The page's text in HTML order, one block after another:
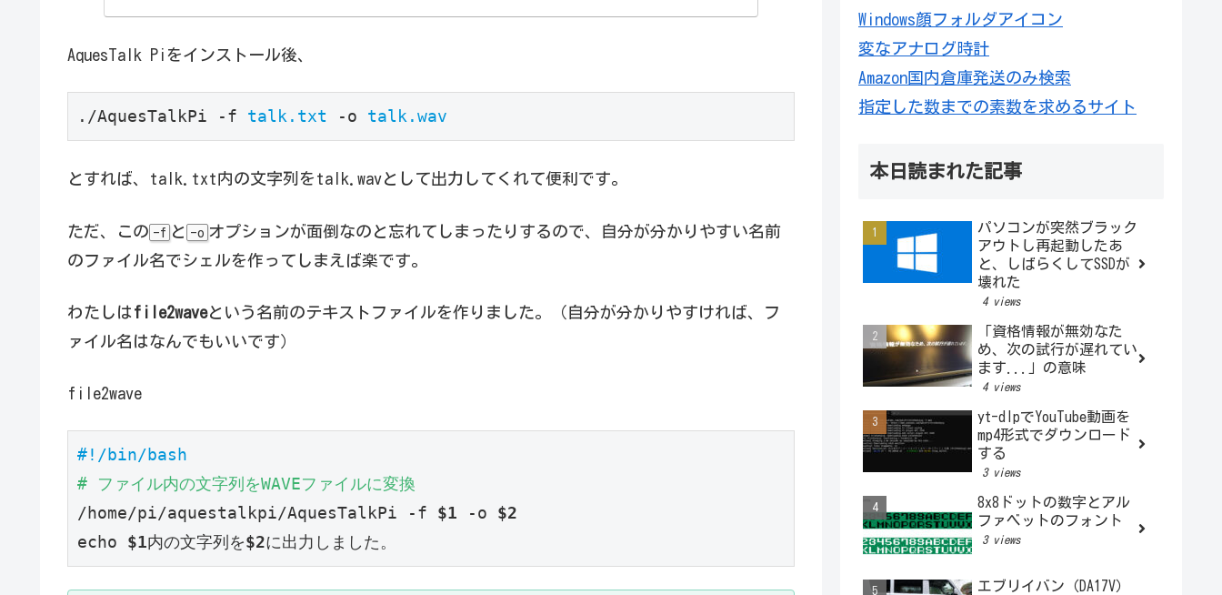
AquesTalk Piをインストール後、
./AquesTalkPi -f talk.txt -o talk.wav
とすれば、talk.txt内の文字列をtalk.wavとして出力してくれて便利です。
ただ、この -f と -o オプションが面倒なのと忘れてしまったりするので、自分が分かりやすい名前
のファイル名でシェルを作ってしまえば楽です。
わたしは file2waveという名前のテキストファイルを作りました。（自分が分かりやすければ、フ
ァイル名はなんでもいいです）
file2wave
#!/bin/bash
# ファイル内の文字列をWAVEファイルに変換
/home/pi/aquestalkpi/AquesTalkPi -f $1 -o $2
echo $1内の文字列を$2に出力しました。
Windows顔フォルダアイコン
変なアナログ時計
Amazon国内倉庫発送のみ検索
指定した数までの素数を求めるサイト
本日読まれた記事
パソコンが突然ブラック
アウトし再起動したあ
と、しばらくしてSSDが
壊れた
4 views
「資格情報が無効なた
め、次の試行が遅れてい
ます...」の意味
4 views
yt-dlpでYouTube動画を
mp4形式でダウンロード
する
3 views
8x8ドットの数字とアル
ファベットのフォント
3 views
エブリイバン（DA17V）